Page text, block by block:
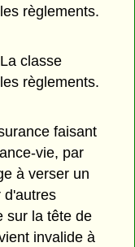
règlements.
classe
règlements.
faisant
vie, par
à verser un
d'autres
sur la tête de
invalide à